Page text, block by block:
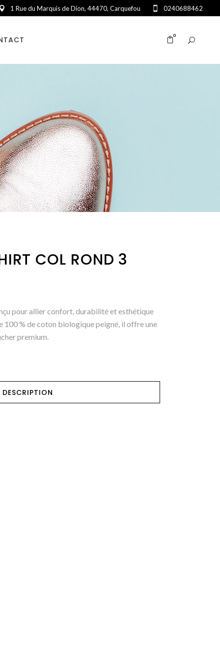
1 Rue du Marquis de Dion, 44470, Carquefou 0240688462
0
COL ROND 3
pour allier confort, durabilité et esthétique
100 % de coton biologique peigné, il offre une
premium.
DESCRIPTION